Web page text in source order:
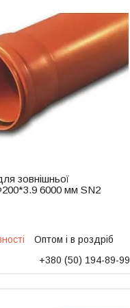
зовнішньої
Ф200*3.9 6000 мм SN2
Оптом і в роздріб
+380 (50) 194-89-99